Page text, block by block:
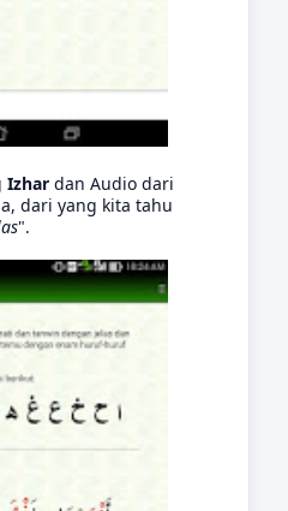
Izhar dan Audio dari
dari yang kita tahu
".